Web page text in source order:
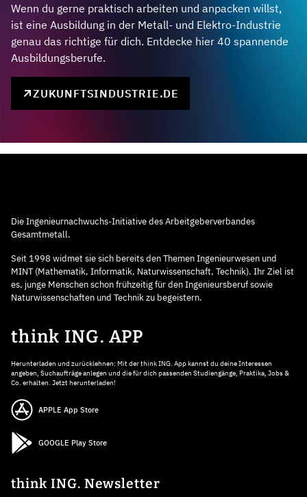
Wenn du gerne praktisch arbeiten und anpacken willst,
ist eine Ausbildung in der Metall- und Elektro-Industrie
genau das richtige für dich. Entdecke hier 40 spannende
Ausbildungsberufe.
ZUKUNFTSINDUSTRIE.DE
Die Ingenieurnachwuchs-Initiative des Arbeitgeberverbandes
Gesamtmetall.
Seit 1998 widmet sie sich bereits den Themen Ingenieurwesen und
MINT (Mathematik, Informatik, Naturwissenschaft, Technik). Ihr Ziel ist
es, junge Menschen schon frühzeitig für den Ingenieursberuf sowie
Naturwissenschaften und Technik zu begeistern.
think ING. APP
Herunterladen und zurücklehnen: Mit der think ING. App kannst du deine Interessen
angeben, Suchaufträge anlegen und die für dich passenden Studiengänge, Praktika, Jobs &
Co. erhalten. Jetzt herunterladen!
APPLE App Store
GOOGLE Play Store
think ING. Newsletter